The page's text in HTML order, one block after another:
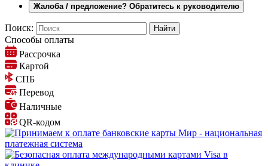
Жалоба / предложение? Обратитесь к руководителю
Поиск:
Способы оплаты
Рассрочка
Картой
СПБ
Перевод
Наличные
QR-кодом